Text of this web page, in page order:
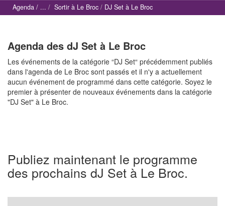
Agenda Sortir à Le Broc DJ Set à Le Broc
Agenda des dJ Set à Le Broc
Les événements de la catégorie “DJ Set“ précédemment publiés
dans l'agenda de Le Broc sont passés et il n'y a actuellement
aucun événement de programmé dans cette catégorie. Soyez le
premier à présenter de nouveaux événements dans la catégorie
"DJ Set" à Le Broc.
Publiez maintenant le programme
des prochains dJ Set à Le Broc.